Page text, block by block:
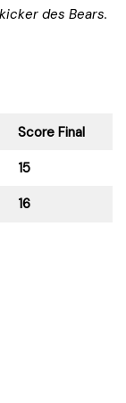
des Bears.
Score Final
15
16